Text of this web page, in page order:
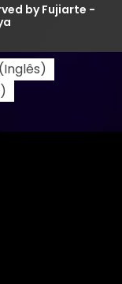
by Fujiarte -
Inglês)
)